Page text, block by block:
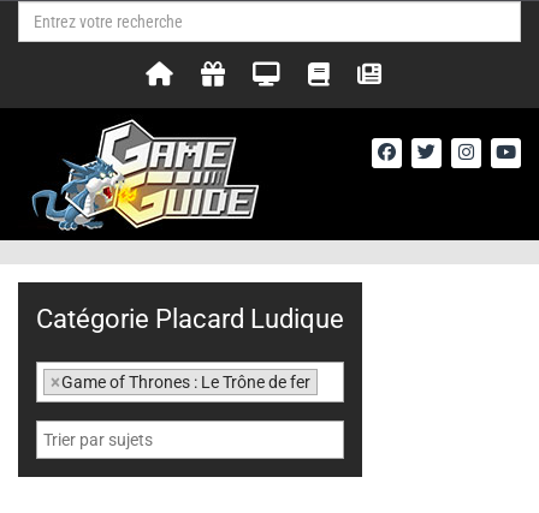
Catégorie Placard Ludique
×Game of Thrones : Le Trône de fer